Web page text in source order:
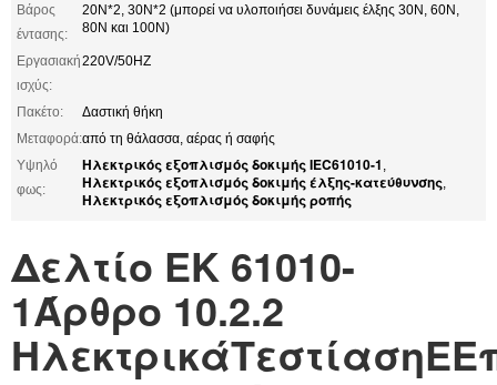
Βάρος
έντασης:
20N*2, 30N*2 (μπορεί να υλοποιήσει δυνάμεις έλξης 30N, 60N,
80N και 100N)
Εργασιακή
ισχύς:
220V/50HZ
Πακέτο:
Δαστική θήκη
Μεταφορά:από τη θάλασσα, αέρας ή σαφής
Υψηλό
φως:
Ηλεκτρικός εξοπλισμός δοκιμής IEC61010-1 ,
Ηλεκτρικός εξοπλισμός δοκιμής έλξης-κατεύθυνσης,
Ηλεκτρικός εξοπλισμός δοκιμής ροπής
Δελτίο ΕΚ 61010-
1Άρθρο 10.2.2
ΗλεκτρικάΤεστίασηΕ